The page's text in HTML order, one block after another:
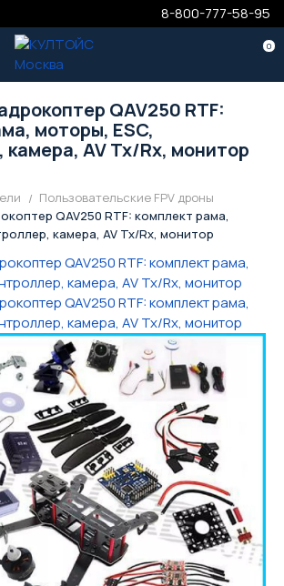
8-800-777-58-95
0
QAV250 RTF:
моторы, ESC,
камера, AV Tx/Rx, монитор
Пользовательские FPV дроны
QAV250 RTF: комплект рама,
камера, AV Tx/Rx, монитор